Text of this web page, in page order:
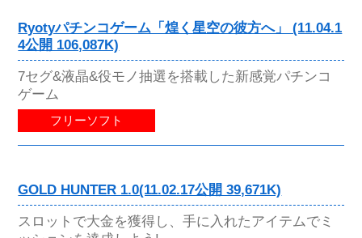
Ryotyパチンコゲーム「煌く星空の彼方へ」 (11.04.1
4公開 106,087K)
7セグ&液晶&役モノ抽選を搭載した新感覚パチンコ
ゲーム
フリーソフト
GOLD HUNTER 1.0(11.02.17公開 39,671K)
スロットで大金を獲得し、手に入れたアイテムでミ